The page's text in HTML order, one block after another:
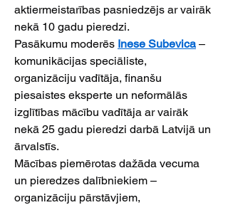
aktiermeistarības pasniedzējs ar vairāk
nekā 10 gadu pieredzi.
Pasākumu moderēs Inese Subevica –
komunikācijas speciāliste,
organizāciju vadītāja, finanšu
piesaistes eksperte un neformālās
izglītības mācību vadītāja ar vairāk
nekā 25 gadu pieredzi darbā Latvijā un
ārvalstīs.
Mācības piemērotas dažāda vecuma
un pieredzes dalībniekiem –
organizāciju pārstāvjiem,